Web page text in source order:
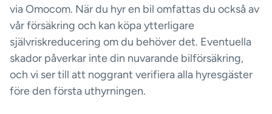
via Omocom. När du hyr en bil omfattas du också av
vår försäkring och kan köpa ytterligare
självriskreducering om du behöver det. Eventuella
skador påverkar inte din nuvarande bilförsäkring,
och vi ser till att noggrant verifiera alla hyresgäster
före den första uthyrningen.